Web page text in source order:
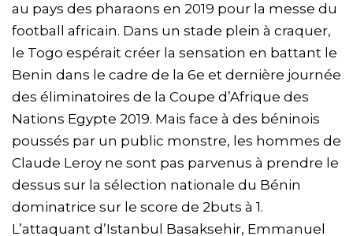
au pays des pharaons en 2019 pour la messe du
football africain. Dans un stade plein à craquer,
le Togo espérait créer la sensation en battant le
Benin dans le cadre de la 6e et dernière journée
des éliminatoires de la Coupe d’Afrique des
Nations Egypte 2019. Mais face à des béninois
poussés par un public monstre, les hommes de
Claude Leroy ne sont pas parvenus à prendre le
dessus sur la sélection nationale du Bénin
dominatrice sur le score de 2buts à 1.
L’attaquant d’Istanbul Basaksehir, Emmanuel